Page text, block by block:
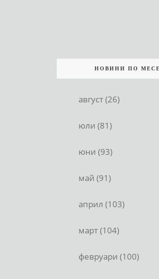
НОВИНИ ПО
август (26)
юли (81)
юни (93)
май (91)
април (103)
март (104)
февруари (100)